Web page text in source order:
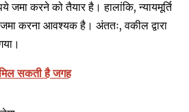
करने को तैयार है। हालांकि, न्यायमूर्ति
करना आवश्यक है। अंततः, वकील द्वारा
सकती है जगह